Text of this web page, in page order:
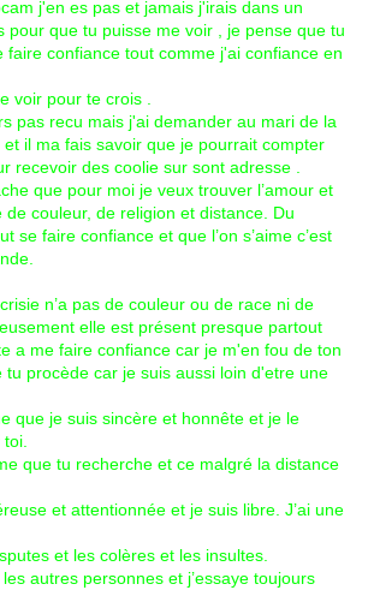
j'en es pas et jamais j'irais dans un
pour que tu puisse me voir , je pense que tu
faire confiance tout comme j'ai confiance en
voir pour te crois .
pas recu mais j'ai demander au mari de la
il ma fais savoir que je pourrait compter
recevoir des coolie sur sont adresse .
que pour moi je veux trouver l’amour et
de couleur, de religion et distance. Du
se faire confiance et que l’on s’aime c’est
n’a pas de couleur ou de race ni de
elle est présent presque partout
a me faire confiance car je m'en fou de ton
tu procède car je suis aussi loin d'etre une
que je suis sincère et honnête et je le
que tu recherche et ce malgré la distance
et attentionnée et je suis libre. J’ai une
et les colères et les insultes.
autres personnes et j’essaye toujours